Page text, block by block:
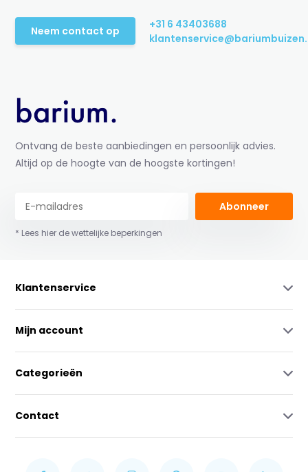
Neem contact op
+31 6 43403688
Ontvang de beste aanbiedingen en persoonlijk advies.
Altijd op de hoogte van de hoogste kortingen!
Abonneer
* Lees hier de wettelijke beperkingen
Klantenservice
Mijn account
Categorieën
Contact